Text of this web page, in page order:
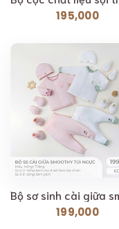
195,000
199,000